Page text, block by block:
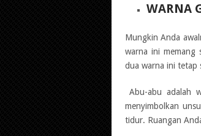
WARNA
Mungkin Anda
warna ini memang
dua warna ini tetap
Abu-abu adalah
menyimbolkan
tidur. Ruangan